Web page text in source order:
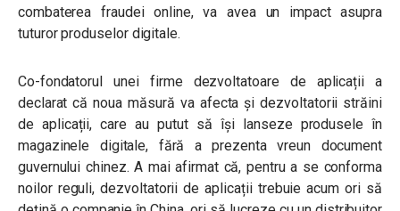
combaterea fraudei online, va avea un impact asupra
tuturor produselor digitale.
Co-fondatorul unei firme dezvoltatoare de aplicații a
declarat că noua măsură va afecta și dezvoltatorii străini
de aplicații, care au putut să își lanseze produsele în
magazinele digitale, fără a prezenta vreun document
guvernului chinez. A mai afirmat că, pentru a se conforma
noilor reguli, dezvoltatorii de aplicații trebuie acum ori să